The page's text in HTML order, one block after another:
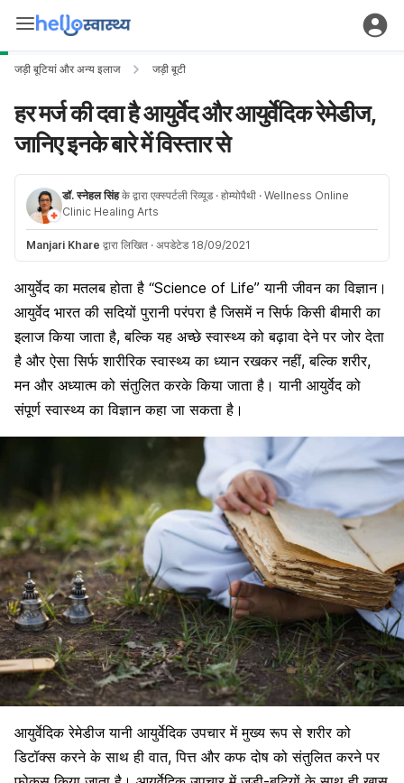
जड़ी बूटियां और अन्य इलाज जड़ी बूटी
हर मर्ज की दवा है आयुर्वेद और आयुर्वेदिक रेमेडीज,
जानिए इनके बारे में विस्तार से
डॉ. स्नेहल सिंहके द्वारा एक्स्पर्टली रिव्यूड · होम्योपैथी · Wellness Online
Clinic Healing Arts
Manjari Khare द्वारा लिखित · अपडेटेड 18/09/2021
आयुर्वेद का मतलब होता है “Science of Life” यानी जीवन का विज्ञान।
आयुर्वेद भारत की सदियों पुरानी परंपरा है जिसमें न सिर्फ किसी बीमारी का
इलाज किया जाता है, बल्कि यह अच्छे स्वास्थ्य को बढ़ावा देने पर जोर देता
है और ऐसा सिर्फ शारीरिक स्वास्थ्य का ध्यान रखकर नहीं, बल्कि शरीर,
मन और अध्यात्म को संतुलित करके किया जाता है। यानी आयुर्वेद को
संपूर्ण स्वास्थ्य का विज्ञान कहा जा सकता है।
आयुर्वेदिक रेमेडीज यानी आयुर्वेदिक उपचार में मुख्य रूप से शरीर को
डिटॉक्स करने के साथ हीवात, पित्त और कफ दोष को संतुलित करने पर